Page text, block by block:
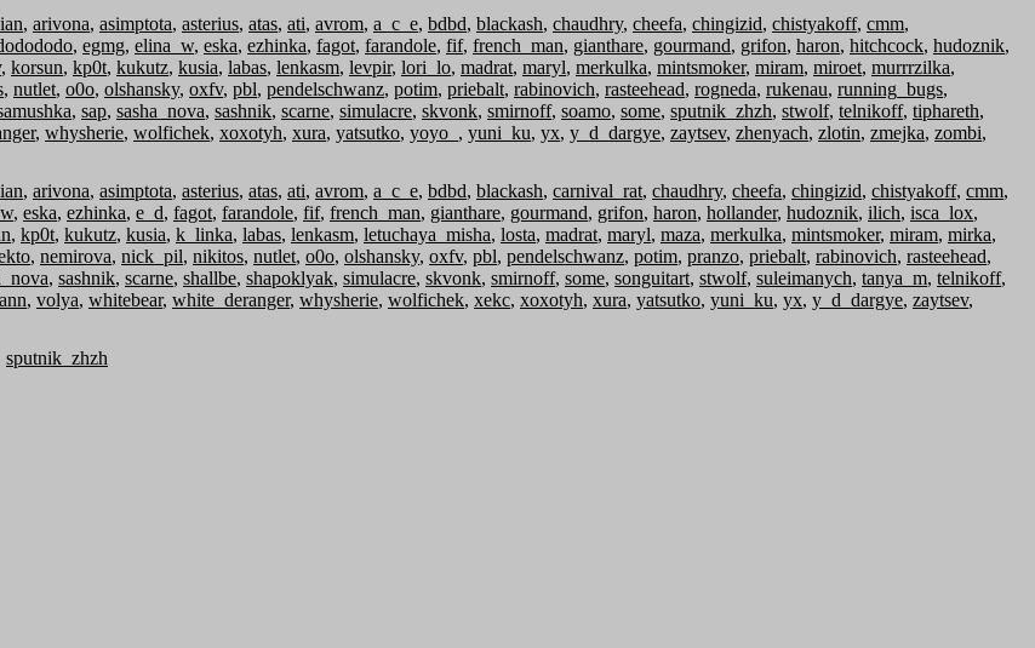
, arivona, asimptota, asterius, atas, ati, avrom, a_c_e, bdbd, blackash, chaudhry, cheefa, chingizid, chistyakoff, cmm,
, egmg, elina_w, eska, ezhinka, fagot, farandole, fif, french_man, gianthare, gourmand, grifon, haron, hitchcock, hudoznik,
, korsun, kp0t, kukutz, kusia, labas, lenkasm, levpir, lori_lo, madrat, maryl, merkulka, mintsmoker, miram, miroet, murrrzilka,
, nutlet, o0o, olshansky, oxfv, pbl, pendelschwanz, potim, priebalt, rabinovich, rasteehead, rogneda, rukenau, running_bugs,
, sap, sasha_nova, sashnik, scarne, simulacre, skvonk, smirnoff, soamo, some, sputnik_zhzh, stwolf, telnikoff, tiphareth,
, whysherie, wolfichek, xoxotyh, xura, yatsutko, yoyo_ , yuni_ku, yx, y_d_dargye, zaytsev, zhenyach, zlotin, zmejka, zombi,
, arivona, asimptota, asterius, atas, ati, avrom, a_c_e, bdbd, blackash, carnival_rat, chaudhry, cheefa, chingizid, chistyakoff, cmm,
, eska, ezhinka, e_d, fagot, farandole, fif, french_man, gianthare, gourmand, grifon, haron, hollander, hudoznik, ilich, isca_lox,
, kp0t, kukutz, kusia, k_linka, labas, lenkasm, letuchaya_misha, losta, madrat, maryl, maza, merkulka, mintsmoker, miram, mirka,
, nemirova, nick_pil, nikitos, nutlet, o0o, olshansky, oxfv, pbl, pendelschwanz, potim, pranzo, priebalt, rabinovich, rasteehead,
, sashnik, scarne, shallbe, shapoklyak, simulacre, skvonk, smirnoff, some, songuitart, stwolf, suleimanych, tanya_m, telnikoff,
, volya, whitebear, white_deranger, whysherie, wolfichek, xekc, xoxotyh, xura, yatsutko, yuni_ku, yx, y_d_dargye, zaytsev,
sputnik_zhzh